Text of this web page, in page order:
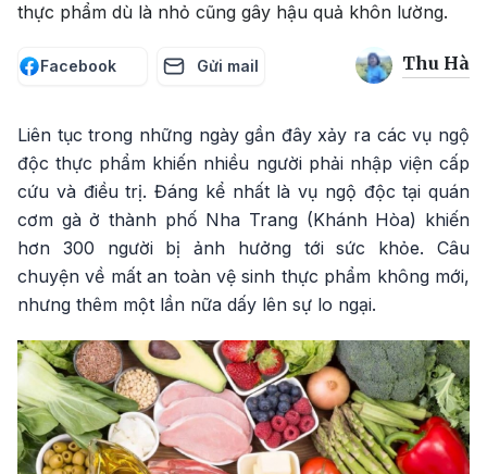
thực phẩm dù là nhỏ cũng gây hậu quả khôn lường.
Facebook Gửi mail Thu Hà
Liên tục trong những ngày gần đây xảy ra các vụ ngộ
độc thực phẩm khiến nhiều người phải nhập viện cấp
cứu và điều trị. Đáng kể nhất là vụ ngộ độc tại quán
cơm gà ở thành phố Nha Trang (Khánh Hòa) khiến
hơn 300 người bị ảnh hưởng tới sức khỏe. Câu
chuyện về mất an toàn vệ sinh thực phẩm không mới,
nhưng thêm một lần nữa dấy lên sự lo ngại.